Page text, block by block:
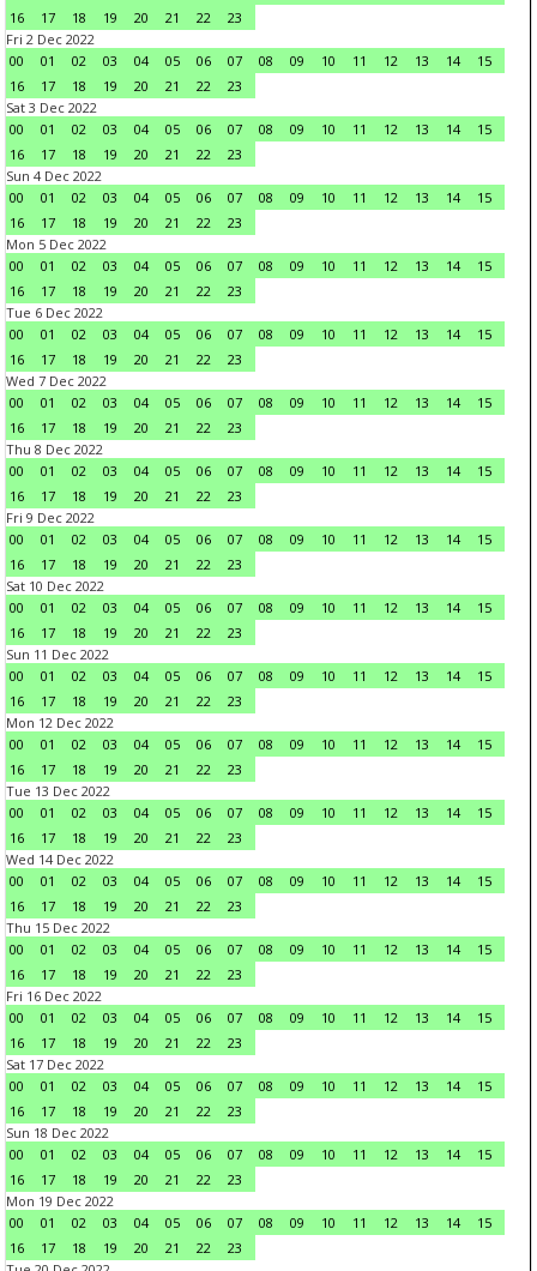
16
17 18 19 20 21 22
23
Fri 2 Dec 2022
00
01 02 03 04 05 06 07 08 09 10 11 12 13 14
15
16
17 18 19 20 21 22
23
Sat 3 Dec 2022
00
01 02 03 04 05 06 07 08 09 10 11 12 13 14
15
16
17 18 19 20 21 22
23
Sun 4 Dec 2022
00
01 02 03 04 05 06 07 08 09 10 11 12 13 14
15
16
17 18 19 20 21 22
23
Mon 5 Dec 2022
00
01 02 03 04 05 06 07 08 09 10 11 12 13 14
15
16
17 18 19 20 21 22
23
Tue 6 Dec 2022
00
01 02 03 04 05 06 07 08 09 10 11 12 13 14
15
16
17 18 19 20 21 22
23
Wed 7 Dec 2022
00
01 02 03 04 05 06 07 08 09 10 11 12 13 14
15
16
17 18 19 20 21 22
23
Thu 8 Dec 2022
00
01 02 03 04 05 06 07 08 09 10 11 12 13 14
15
16
17 18 19 20 21 22
23
Fri 9 Dec 2022
00
01 02 03 04 05 06 07 08 09 10 11 12 13 14
15
16
17 18 19 20 21 22
23
Sat 10 Dec 2022
00
01 02 03 04 05 06 07 08 09 10 11 12 13 14
15
16
17 18 19 20 21 22
23
Sun 11 Dec 2022
00
01 02 03 04 05 06 07 08 09 10 11 12 13 14
15
16
17 18 19 20 21 22
23
Mon 12 Dec 2022
00
01 02 03 04 05 06 07 08 09 10 11 12 13 14
15
16
17 18 19 20 21 22
23
Tue 13 Dec 2022
00
01 02 03 04 05 06 07 08 09 10 11 12 13 14
15
16
17 18 19 20 21 22
23
Wed 14 Dec 2022
00
01 02 03 04 05 06 07 08 09 10 11 12 13 14
15
16
17 18 19 20 21 22
23
Thu 15 Dec 2022
00
01 02 03 04 05 06 07 08 09 10 11 12 13 14
15
16
17 18 19 20 21 22
23
Fri 16 Dec 2022
00
01 02 03 04 05 06 07 08 09 10 11 12 13 14
15
16
17 18 19 20 21 22
23
Sat 17 Dec 2022
00
01 02 03 04 05 06 07 08 09 10 11 12 13 14
15
16
17 18 19 20 21 22
23
Sun 18 Dec 2022
00
01 02 03 04 05 06 07 08 09 10 11 12 13 14
15
16
17 18 19 20 21 22
23
Mon 19 Dec 2022
00
01 02 03 04 05 06 07 08 09 10 11 12 13 14
15
16
17 18 19 20 21 22
23